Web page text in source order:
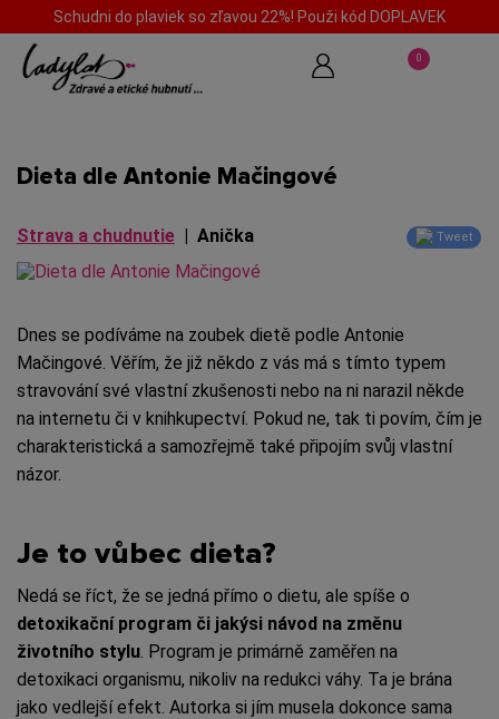
Schudni do plaviek so zľavou 22%! Použi kód DOPLAVEK
0
Dieta dle Antonie Mačingové
Tweet
Strava a chudnutie | Anička
Dnes se podíváme na zoubek dietě podle Antonie
Mačingové. Věřím, že již někdo z vás má s tímto typem
stravování své vlastní zkušenosti nebo na ni narazil někde
na internetu či v knihkupectví. Pokud ne, tak ti povím, čím je
charakteristická a samozřejmě také připojím svůj vlastní
názor.
Je to vůbec dieta?
Nedá se říct, že se jedná přímo o dietu, ale spíše o
detoxikační program či jakýsi návod na změnu
životního stylu . Program je primárně zaměřen na
detoxikaci organismu, nikoliv na redukci váhy. Ta je brána
jako vedlejší efekt. Autorka si jím musela dokonce sama